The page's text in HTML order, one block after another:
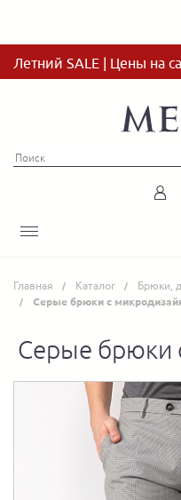
Летний SALE | Цены на
Главная Каталог Брюки,
Серые брюки с
Серые брюки